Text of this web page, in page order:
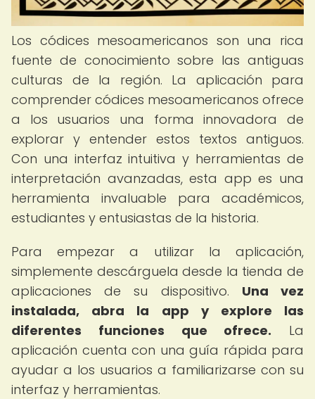
Los códices mesoamericanos son una rica
fuente de conocimiento sobre las antiguas
culturas de la región. La aplicación para
comprender códices mesoamericanos ofrece
a los usuarios una forma innovadora de
explorar y entender estos textos antiguos.
Con una interfaz intuitiva y herramientas de
interpretación avanzadas, esta app es una
herramienta invaluable para académicos,
estudiantes y entusiastas de la historia.
Para empezar a utilizar la aplicación,
simplemente descárguela desde la tienda de
aplicaciones de su dispositivo. Una vez
instalada, abra la app y explore las
diferentes funciones que ofrece. La
aplicación cuenta con una guía rápida para
ayudar a los usuarios a familiarizarse con su
interfaz y herramientas.